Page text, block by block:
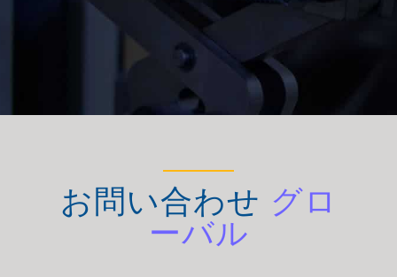
お問い合わせ グロ
ーバル